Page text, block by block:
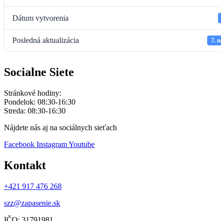
Dátum vytvorenia
Posledná aktualizácia 7.
Socialne Siete
Stránkové hodiny:
Pondelok: 08:30-16:30
Streda: 08:30-16:30
Nájdete nás aj na sociálnych sieťach
Facebook InstagramYoutube
Kontakt
+421 917 476 268
szz@zapasenie.sk